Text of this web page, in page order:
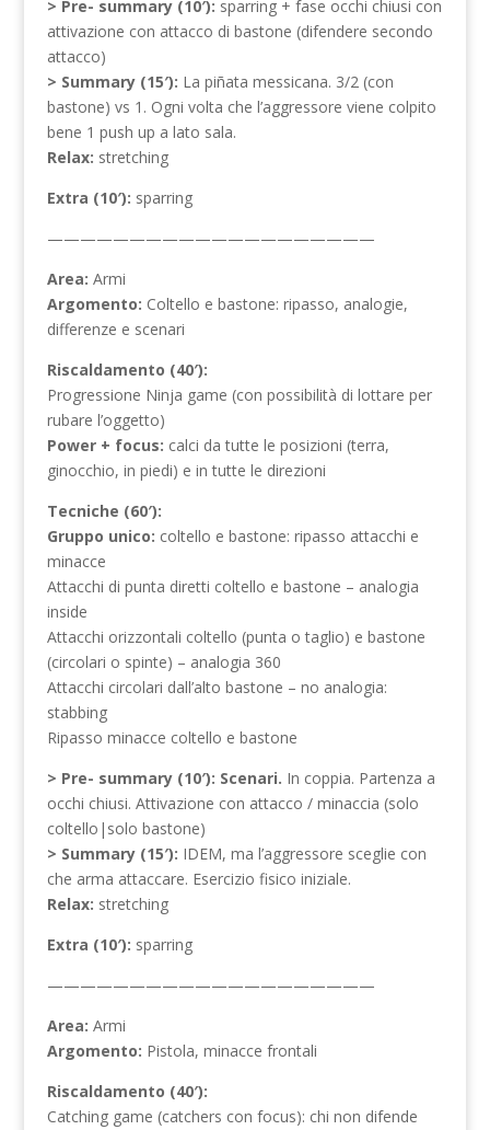
> Pre- summary (10′): sparring + fase occhi chiusi con
attivazione con attacco di bastone (difendere secondo
attacco)
> Summary (15′): La piñata messicana. 3/2 (con
bastone) vs 1. Ogni volta che l’aggressore viene colpito
bene 1 push up a lato sala.
Relax: stretching
Extra (10′): sparring
————————————————————
Area: Armi
Argomento: Coltello e bastone: ripasso, analogie,
differenze e scenari
Riscaldamento (40′):
Progressione Ninja game (con possibilità di lottare per
rubare l’oggetto)
Power + focus: calci da tutte le posizioni (terra,
ginocchio, in piedi) e in tutte le direzioni
Tecniche (60′):
Gruppo unico: coltello e bastone: ripasso attacchi e
minacce
Attacchi di punta diretti coltello e bastone – analogia
inside
Attacchi orizzontali coltello (punta o taglio) e bastone
(circolari o spinte) – analogia 360
Attacchi circolari dall’alto bastone – no analogia:
stabbing
Ripasso minacce coltello e bastone
> Pre- summary (10′): Scenari. In coppia. Partenza a
occhi chiusi. Attivazione con attacco / minaccia (solo
coltello|solo bastone)
> Summary (15′): IDEM, ma l’aggressore sceglie con
che arma attaccare. Esercizio fisico iniziale.
Relax: stretching
Extra (10′): sparring
————————————————————
Area: Armi
Argomento: Pistola, minacce frontali
Riscaldamento (40′):
Catching game (catchers con focus): chi non difende